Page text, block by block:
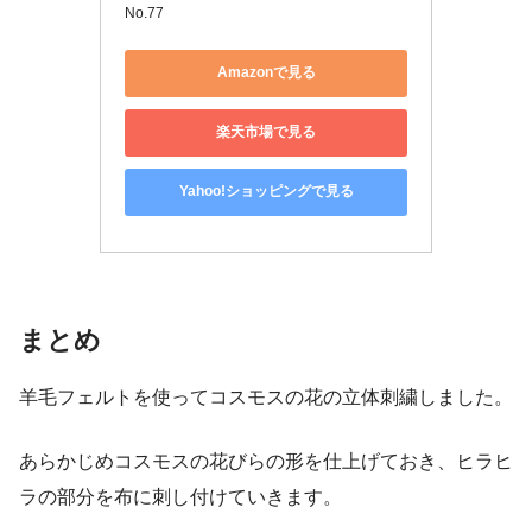
No.77
Amazonで見る
楽天市場で見る
Yahoo!ショッピングで見る
まとめ
羊毛フェルトを使ってコスモスの花の立体刺繍しました。
あらかじめコスモスの花びらの形を仕上げておき、ヒラヒ
ラの部分を布に刺し付けていきます。